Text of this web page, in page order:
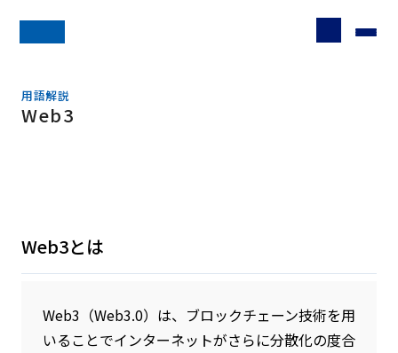
用語解説
Web3
Web3とは
Web3（Web3.0）は、ブロックチェーン技術を用
いることでインターネットがさらに分散化の度合